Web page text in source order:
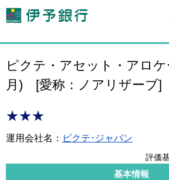
ピクテ・アセット・アロ
月) [愛称：ノアリザーブ]
★★★
運用会社名： ピクテ･ジャパン
評価
基本情報